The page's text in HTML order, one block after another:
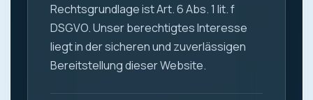
Rechtsgrundlage ist Art. 6 Abs. 1 lit. f
DSGVO. Unser berechtigtes Interesse
liegt in der sicheren und zuverlässigen
Bereitstellung dieser Website.